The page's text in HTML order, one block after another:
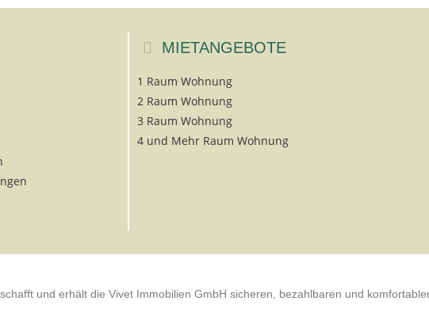
MIETANGEBOTE
1 Raum Wohnung
2 Raum Wohnung
3 Raum Wohnung
4 und Mehr Raum Wohnung
und erhält die Vivet Immobilien GmbH sicheren, bezahlbaren und